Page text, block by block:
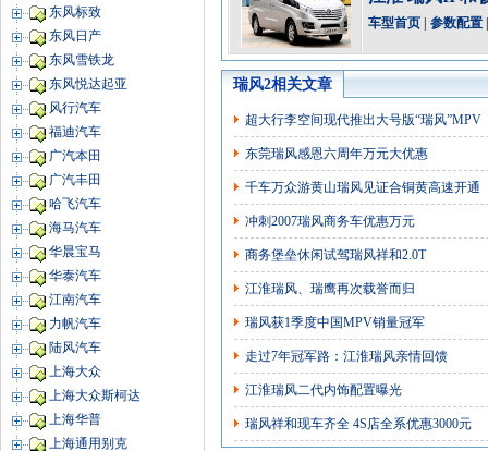
车型首页 参数配置
瑞风2相关文章
超大行李空间现代推出大号版“瑞风”MPV
东莞瑞风感恩六周年万元大优惠
千车万众游黄山瑞风见证合铜黄高速开通
冲刺2007瑞风商务车优惠万元
商务堡垒休闲试驾瑞风祥和2.0T
江淮瑞风、瑞鹰再次载誉而归
瑞风获1季度中国MPV销量冠军
走过7年冠军路：江淮瑞风亲情回馈
江淮瑞风二代内饰配置曝光
瑞风祥和现车齐全 4S店全系优惠3000元
东风标致
东风日产
东风雪铁龙
东风悦达起亚
风行汽车
福迪汽车
广汽本田
广汽丰田
哈飞汽车
海马汽车
华晨宝马
华泰汽车
江南汽车
力帆汽车
陆风汽车
上海大众
上海大众斯柯达
上海华普
上海通用别克